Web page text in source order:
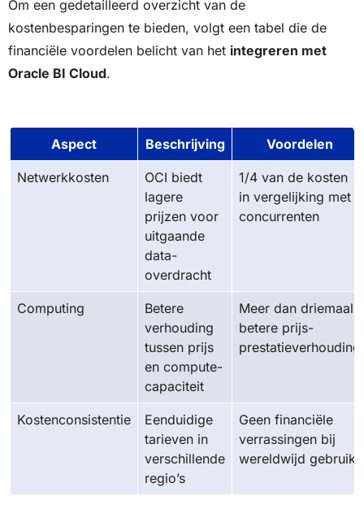
Om een gedetailleerd overzicht van de
kostenbesparingen te bieden, volgt een tabel die de
financiële voordelen belicht van het integreren met
Oracle BI Cloud.
Aspect Beschrijving Voordelen
Netwerkkosten
OCI biedt
lagere
prijzen voor
uitgaande
data-
overdracht
1/4 van de kosten
in vergelijking met
concurrenten
Computing
Betere
verhouding
tussen prijs
en compute-
capaciteit
Meer dan driemaal
betere prijs-
prestatieverhouding
Kostenconsistentie
Eenduidige
tarieven in
verschillende
regio’s
Geen financiële
verrassingen bij
wereldwijd gebruik